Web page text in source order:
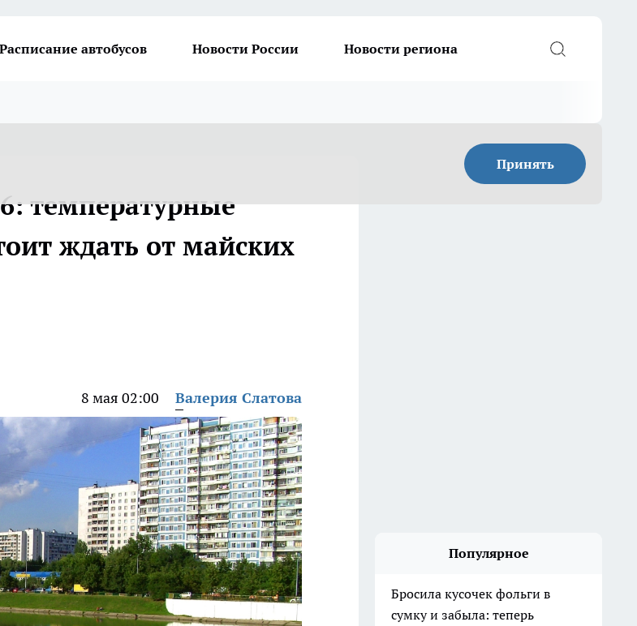
Расписание автобусов Новости России Новости региона
Принять
температурные
ждать от майских
8 мая 02:00 Валерия Слатова
Популярное
Бросила кусочек фольги в
сумку и забыла: теперь